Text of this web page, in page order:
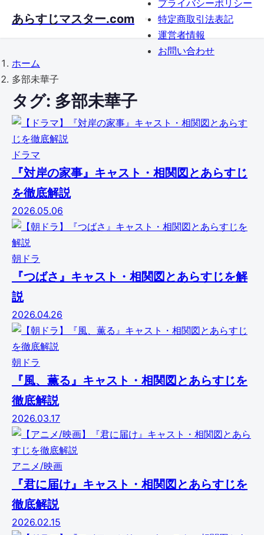
あらすじマスター.com
プライバシーポリシー
特定商取引法表記
運営者情報
お問い合わせ
ホーム
多部未華子
タグ: 多部未華子
ドラマ
『対岸の家事』キャスト・相関図とあらすじ
を徹底解説
2026.05.06
朝ドラ
『つばさ』キャスト・相関図とあらすじを解
説
2026.04.26
朝ドラ
『風、薫る』キャスト・相関図とあらすじを
徹底解説
2026.03.17
アニメ/映画
『君に届け』キャスト・相関図とあらすじを
徹底解説
2026.02.15